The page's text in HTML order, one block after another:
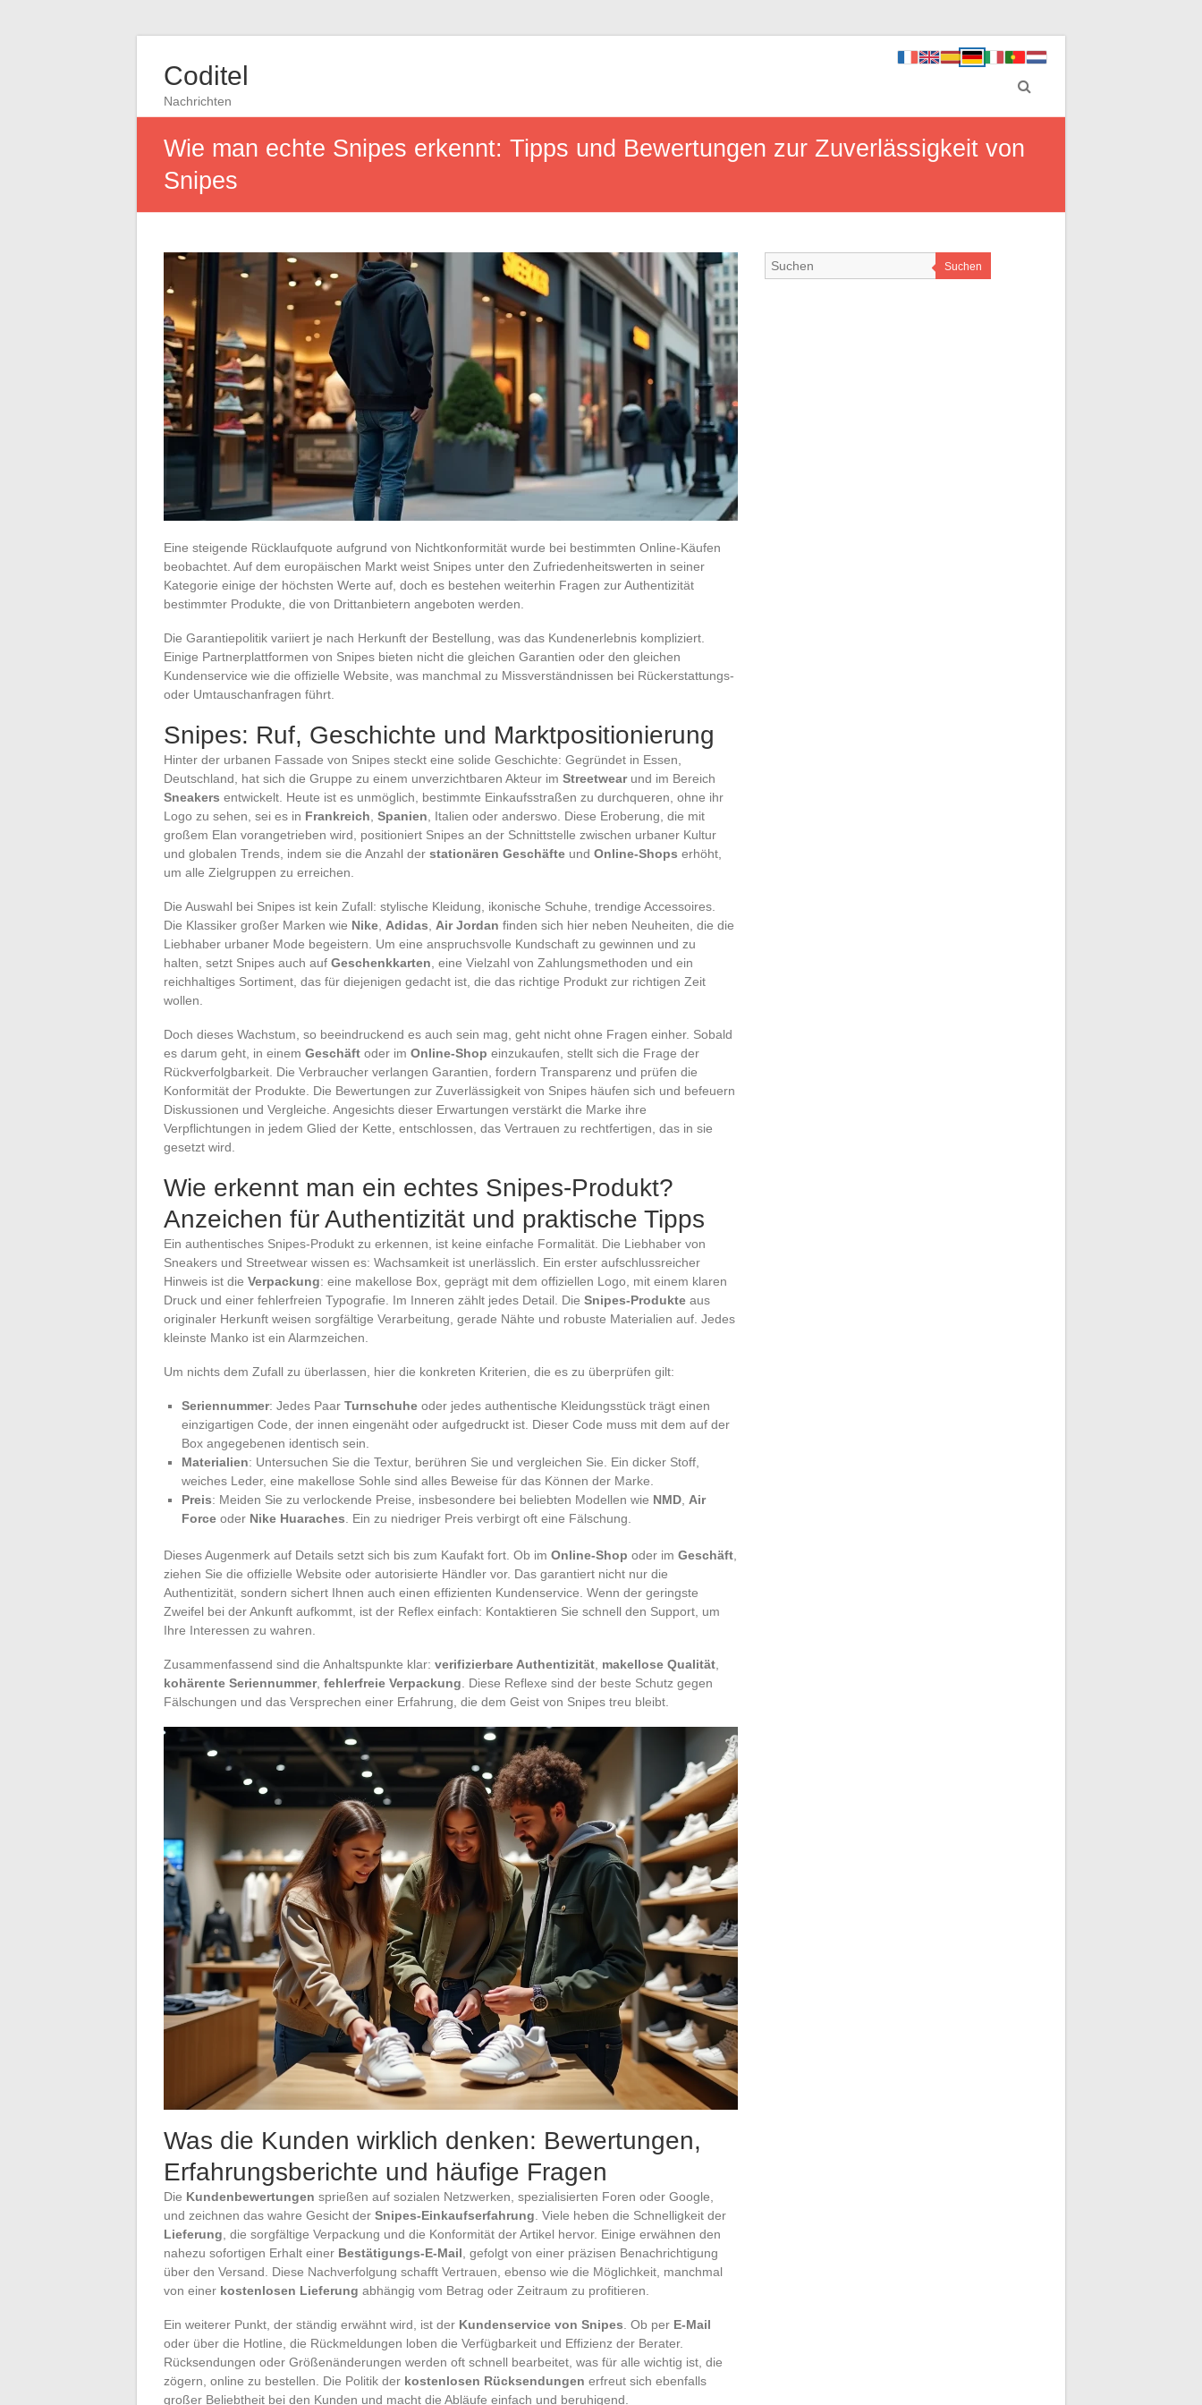
Coditel
Nachrichten
Wie man echte Snipes erkennt: Tipps und Bewertungen zur Zuverlässigkeit von
Snipes
Eine steigende Rücklaufquote aufgrund von Nichtkonformität wurde bei bestimmten Online-Käufen
beobachtet. Auf dem europäischen Markt weist Snipes unter den Zufriedenheitswerten in seiner
Kategorie einige der höchsten Werte auf, doch es bestehen weiterhin Fragen zur Authentizität
bestimmter Produkte, die von Drittanbietern angeboten werden.
Die Garantiepolitik variiert je nach Herkunft der Bestellung, was das Kundenerlebnis kompliziert.
Einige Partnerplattformen von Snipes bieten nicht die gleichen Garantien oder den gleichen
Kundenservice wie die offizielle Website, was manchmal zu Missverständnissen bei Rückerstattungs-
oder Umtauschanfragen führt.
Snipes: Ruf, Geschichte und Marktpositionierung
Hinter der urbanen Fassade von Snipes steckt eine solide Geschichte: Gegründet in Essen,
Deutschland, hat sich die Gruppe zu einem unverzichtbaren Akteur im Streetwearund im Bereich
Sneakers entwickelt. Heute ist es unmöglich, bestimmte Einkaufsstraßen zu durchqueren, ohne ihr
Logo zu sehen, sei es in Frankreich Spanien , Italien oder anderswo. Diese Eroberung, die mit
großem Elan vorangetrieben wird, positioniert Snipes an der Schnittstelle zwischen urbaner Kultur
und globalen Trends, indem sie die Anzahl der stationären Geschäfte und Online-Shops erhöht,
um alle Zielgruppen zu erreichen.
Die Auswahl bei Snipes ist kein Zufall: stylische Kleidung, ikonische Schuhe, trendige Accessoires.
Die Klassiker großer Marken wie Nike Adidas Air Jordan finden sich hier neben Neuheiten, die die
Liebhaber urbaner Mode begeistern. Um eine anspruchsvolle Kundschaft zu gewinnen und zu
halten, setzt Snipes auch auf Geschenkkarten , eine Vielzahl von Zahlungsmethoden und ein
reichhaltiges Sortiment, das für diejenigen gedacht ist, die das richtige Produkt zur richtigen Zeit
wollen.
Doch dieses Wachstum, so beeindruckend es auch sein mag, geht nicht ohne Fragen einher. Sobald
es darum geht, in einem Geschäft oder im Online-Shop einzukaufen, stellt sich die Frage der
Rückverfolgbarkeit. Die Verbraucher verlangen Garantien, fordern Transparenz und prüfen die
Konformität der Produkte. Die Bewertungen zur Zuverlässigkeit von Snipes häufen sich und befeuern
Diskussionen und Vergleiche. Angesichts dieser Erwartungen verstärkt die Marke ihre
Verpflichtungen in jedem Glied der Kette, entschlossen, das Vertrauen zu rechtfertigen, das in sie
gesetzt wird.
Wie erkennt man ein echtes Snipes-Produkt?
Anzeichen für Authentizität und praktische Tipps
Ein authentisches Snipes-Produkt zu erkennen, ist keine einfache Formalität. Die Liebhaber von
Sneakers und Streetwear wissen es: Wachsamkeit ist unerlässlich. Ein erster aufschlussreicher
Hinweis ist die Verpackung: eine makellose Box, geprägt mit dem offiziellen Logo, mit einem klaren
Druck und einer fehlerfreien Typografie. Im Inneren zählt jedes Detail. Die Snipes-Produkte aus
originaler Herkunft weisen sorgfältige Verarbeitung, gerade Nähte und robuste Materialien auf. Jedes
kleinste Manko ist ein Alarmzeichen.
Um nichts dem Zufall zu überlassen, hier die konkreten Kriterien, die es zu überprüfen gilt:
Seriennummer: Jedes Paar Turnschuhe oder jedes authentische Kleidungsstück trägt einen
einzigartigen Code, der innen eingenäht oder aufgedruckt ist. Dieser Code muss mit dem auf der
Box angegebenen identisch sein.
Materialien: Untersuchen Sie die Textur, berühren Sie und vergleichen Sie. Ein dicker Stoff,
weiches Leder, eine makellose Sohle sind alles Beweise für das Können der Marke.
Preis: Meiden Sie zu verlockende Preise, insbesondere bei beliebten Modellen wie NMD Air
Force oder Nike Huaraches . Ein zu niedriger Preis verbirgt oft eine Fälschung.
Dieses Augenmerk auf Details setzt sich bis zum Kaufakt fort. Ob im Online-Shop oder im Geschäft
ziehen Sie die offizielle Website oder autorisierte Händler vor. Das garantiert nicht nur die
Authentizität, sondern sichert Ihnen auch einen effizienten Kundenservice. Wenn der geringste
Zweifel bei der Ankunft aufkommt, ist der Reflex einfach: Kontaktieren Sie schnell den Support, um
Ihre Interessen zu wahren.
Zusammenfassend sind die Anhaltspunkte klar: verifizierbare Authentizität makellose Qualität
kohärente Seriennummer, fehlerfreie Verpackung . Diese Reflexe sind der beste Schutz gegen
Fälschungen und das Versprechen einer Erfahrung, die dem Geist von Snipes treu bleibt.
Was die Kunden wirklich denken: Bewertungen,
Erfahrungsberichte und häufige Fragen
Die Kundenbewertungen sprießen auf sozialen Netzwerken, spezialisierten Foren oder Google,
und zeichnen das wahre Gesicht der Snipes-Einkaufserfahrung . Viele heben die Schnelligkeit der
Lieferung , die sorgfältige Verpackung und die Konformität der Artikel hervor. Einige erwähnen den
nahezu sofortigen Erhalt einer Bestätigungs-E-Mail , gefolgt von einer präzisen Benachrichtigung
über den Versand. Diese Nachverfolgung schafft Vertrauen, ebenso wie die Möglichkeit, manchmal
von einer kostenlosen Lieferung abhängig vom Betrag oder Zeitraum zu profitieren.
Ein weiterer Punkt, der ständig erwähnt wird, ist der Kundenservice von Snipes . Ob per E-Mail
oder über die Hotline, die Rückmeldungen loben die Verfügbarkeit und Effizienz der Berater.
Rücksendungen oder Größenänderungen werden oft schnell bearbeitet, was für alle wichtig ist, die
zögern, online zu bestellen. Die Politik der kostenlosen Rücksendungen erfreut sich ebenfalls
großer Beliebtheit bei den Kunden und macht die Abläufe einfach und beruhigend.
Suchen